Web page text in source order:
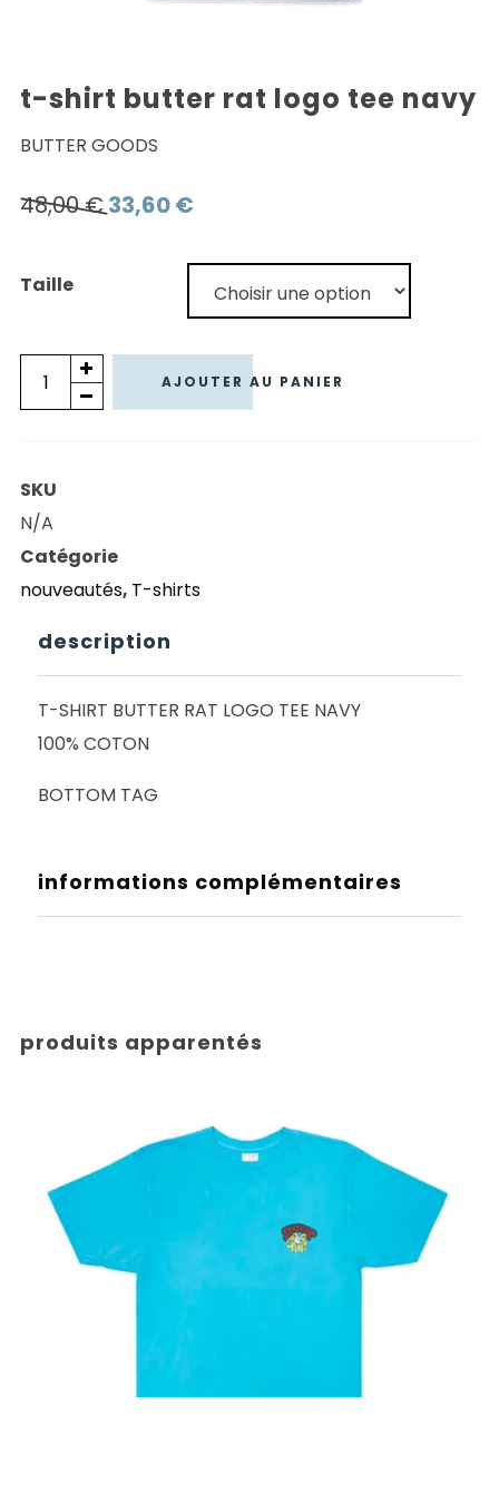
t-shirt butter rat logo tee navy
BUTTER GOODS
48,00€ Le
33,60€Le
actuel
est :
Taille
quantité
de
BUTTER
RAT
LOGO
TEE
NAVY
AJOUTER AU PANIER
SKU
N/A
Catégorie
nouveautés, T-shirts
description
T-SHIRT BUTTER RAT LOGO TEE NAVY
100% COTON
BOTTOM TAG
informations complémentaires
produits apparentés